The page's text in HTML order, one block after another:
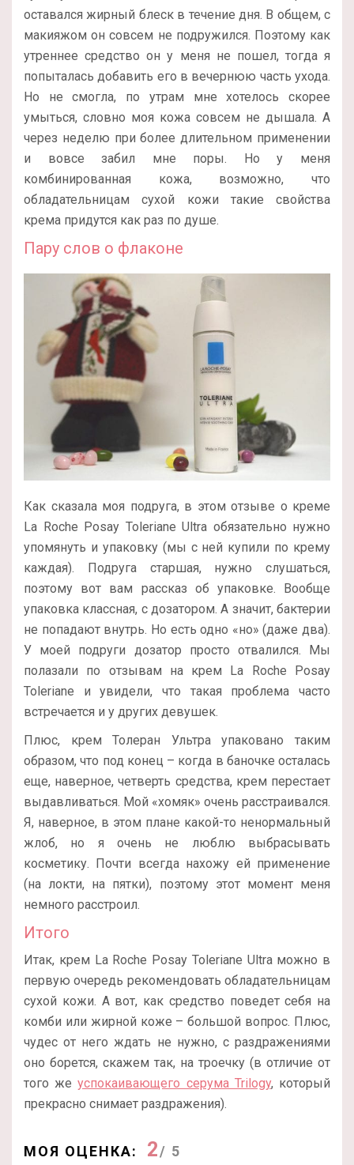
оставался жирный блеск в течение дня. В общем, с
макияжом он совсем не подружился. Поэтому как
утреннее средство он у меня не пошел, тогда я
попыталась добавить его в вечернюю часть ухода.
Но не смогла, по утрам мне хотелось скорее
умыться, словно моя кожа совсем не дышала. А
через неделю при более длительном применении
и вовсе забил мне поры. Но у меня
комбинированная кожа, возможно, что
обладательницам сухой кожи такие свойства
крема придутся как раз по душе.
Пару слов о флаконе
Как сказала моя подруга, в этом отзыве о креме
La Roche Posay Toleriane Ultra обязательно нужно
упомянуть и упаковку (мы с ней купили по крему
каждая). Подруга старшая, нужно слушаться,
поэтому вот вам рассказ об упаковке. Вообще
упаковка классная, с дозатором. А значит, бактерии
не попадают внутрь. Но есть одно «но» (даже два).
У моей подруги дозатор просто отвалился. Мы
полазали по отзывам на крем La Roche Posay
Toleriane и увидели, что такая проблема часто
встречается и у других девушек.
Плюс, крем Толеран Ультра упаковано таким
образом, что под конец – когда в баночке осталась
еще, наверное, четверть средства, крем перестает
выдавливаться. Мой «хомяк» очень расстраивался.
Я, наверное, в этом плане какой-то ненормальный
жлоб, но я очень не люблю выбрасывать
косметику. Почти всегда нахожу ей применение
(на локти, на пятки), поэтому этот момент меня
немного расстроил.
Итого
Итак, крем La Roche Posay Toleriane Ultra можно в
первую очередь рекомендовать обладательницам
сухой кожи. А вот, как средство поведет себя на
комби или жирной коже – большой вопрос. Плюс,
чудес от него ждать не нужно, с раздражениями
оно борется, скажем так, на троечку (в отличие от
того жеуспокаивающего серума Trilogy, который
прекрасно снимает раздражения).
МОЯ ОЦЕНКА: 2/ 5